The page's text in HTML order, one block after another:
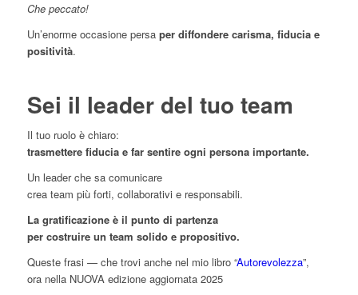
Che peccato!
Un’enorme occasione persa per diffondere carisma, fiducia e
positività.
Sei il leader del tuo team
Il tuo ruolo è chiaro:
trasmettere fiducia e far sentire ogni persona importante.
Un leader che sa comunicare
crea team più forti, collaborativi e responsabili.
La gratificazione è il punto di partenza
per costruire un team solido e propositivo.
Queste frasi — che trovi anche nel mio libro “Autorevolezza”,
ora nella NUOVA edizione aggiornata 2025